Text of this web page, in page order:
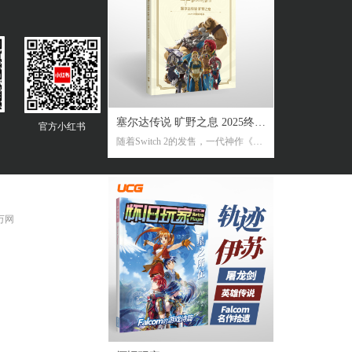
塞尔达传说 旷野之息 2025终极
攻略本
随着Switch 2的发售，一代神作《旷
野之息》推出了追加新要素新功能
的NS2版。《2025终极攻略本》在大
受好评的完全攻略本基础上，增加
了16页全新内容，总页数达到了316
页。新增内容包括NS2版详解、ZEL
DA NOTES指南，以及新增的125个
塞尔达声之记忆的收集地图及其内
容！
官方小红书
网